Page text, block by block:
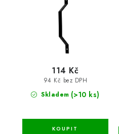
Skladem (>10 ks)
94 Kč bez DPH
114 Kč